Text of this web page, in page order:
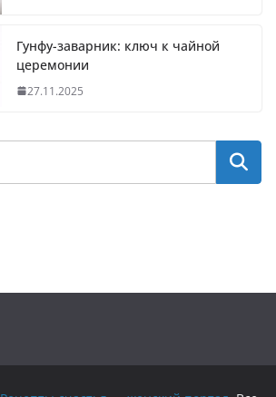
Гунфу-заварник: ключ к чайной
церемонии
27.11.2025